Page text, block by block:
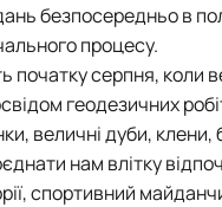
безпосередньо в
процесу.
початку серпня,
геодезичних
величні дуби,
нам влітку
спортивний